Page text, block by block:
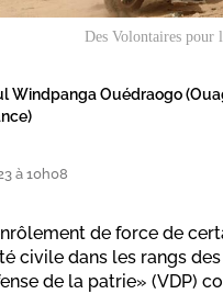
Des Volontaires pour
Windpanga Ouédraogo
à 10h08
de force de
civile dans les rangs
de la patrie» (VDP)